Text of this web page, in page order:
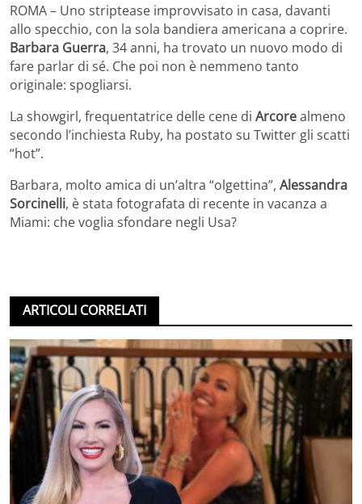
ROMA – Uno striptease improvvisato in casa, davanti
allo specchio, con la sola bandiera americana a coprire.
Barbara Guerra, 34 anni, ha trovato un nuovo modo di
fare parlar di sé. Che poi non è nemmeno tanto
originale: spogliarsi.
La showgirl, frequentatrice delle cene di Arcorealmeno
secondo l’inchiesta Ruby, ha postato su Twitter gli scatti
“hot”.
Barbara, molto amica di un’altra “olgettina”, Alessandra
Sorcinelli, è stata fotografata di recente in vacanza a
Miami: che voglia sfondare negli Usa?
ARTICOLI CORRELATI